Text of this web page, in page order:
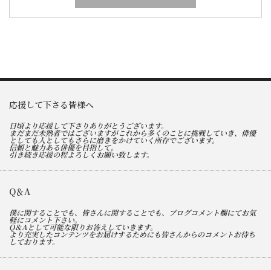
応援して下さる皆様へ
日頃より応援して下さりありがとうございます。
まだまだ未熟者ではございますがこれから多くのことに挑戦していき、俳優
としても人としてもさらに磨きをかけていく所存でございます。
信頼と魅力ある俳優を目指して。
引き続き応援の程よろしくお願い致します。
Q＆A
僕に関することでも、皆さんに関することでも、ブログコメント欄にてお気
軽にコメント下さい。
Q＆Aとして可能な限りお答えしていきます。
より充実したコンテンツをお届けするためにも皆さんからのコメントお待ち
しております。